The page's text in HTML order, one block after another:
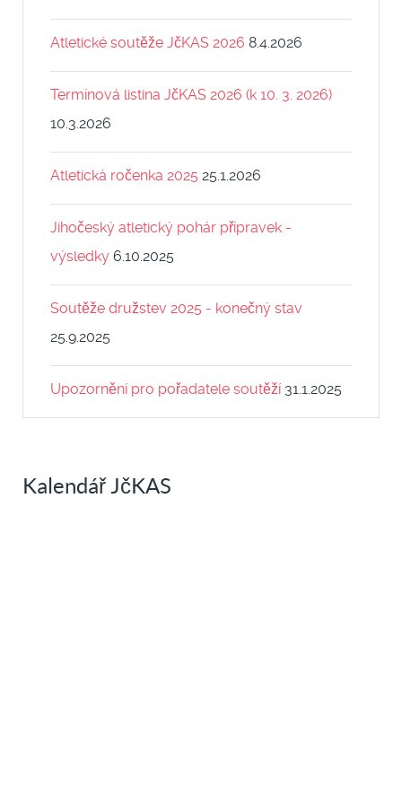
Atletické soutěže JčKAS 2026 8.4.2026
Termínová listina JčKAS 2026 (k 10. 3. 2026)
10.3.2026
Atletická ročenka 2025 25.1.2026
Jihočeský atletický pohár přípravek -
výsledky 6.10.2025
Soutěže družstev 2025 - konečný stav
25.9.2025
Upozornění pro pořadatele soutěží 31.1.2025
Kalendář JčKAS